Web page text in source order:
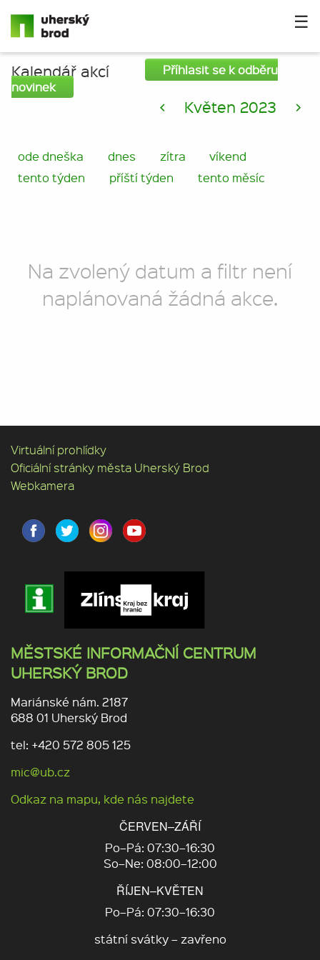
☰
Kalendář akcí
Příhlasit se k odběru
novinek
< Květen 2023 >
ode dneška dnes zítra
víkend
tento týden
příští týden tento měsíc
Na zvolený datum a filtr není
naplánovaná žádná akce.
Virtuální prohlídky
Oficiální stránky města Uherský Brod
Webkamera
MĚSTSKÉ INFORMAČNÍ CENTRUM
UHERSKÝ BROD
Mariánské nám. 2187
688 01 Uherský Brod
tel: +420 572 805 125
mic@ub.cz
Odkaz na mapu, kde nás najdete
ČERVEN–ZÁŘÍ
Po–Pá: 07:30–16:30
So–Ne: 08:00–12:00
ŘÍJEN–KVĚTEN
Po–Pá: 07:30–16:30
státní svátky – zavřeno